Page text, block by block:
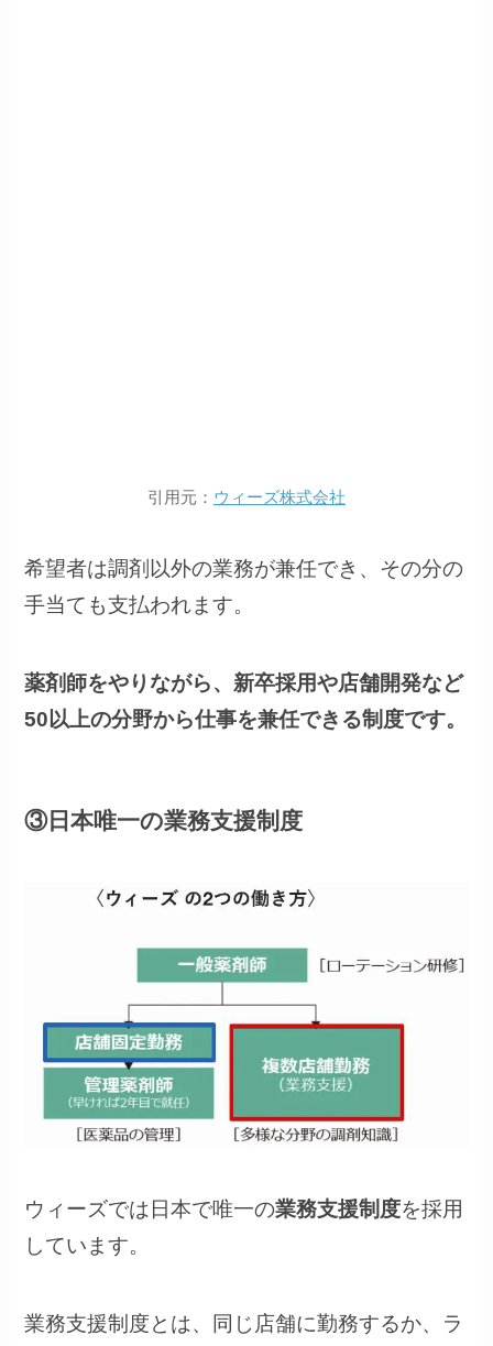
引用元： ウィーズ株式会社
希望者は調剤以外の業務が兼任でき、その分の
手当ても支払われます。
薬剤師をやりながら、新卒採用や店舗開発など
50以上の分野から仕事を兼任できる制度です。
③日本唯一の業務支援制度
ウィーズでは日本で唯一の業務支援制度を採用
しています。
業務支援制度とは、同じ店舗に勤務するか、ラ